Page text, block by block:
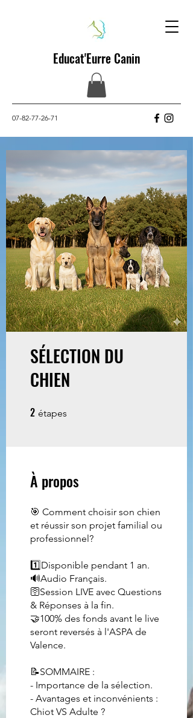
Educat'Eurre Canin
07-82-77-26-71
SÉLECTION DU
CHIEN
2 étapes
À propos
🎯 Comment choisir son chien
et réussir son projet familial ou
professionnel?
1️⃣Disponible pendant 1 an.
🔊Audio Français.
🛜Session LIVE avec Questions
& Réponses à la fin.
🤝100% des fonds avant le live
seront reversés à l'ASPA de
Valence.
📝SOMMAIRE :
- Importance de la sélection.
- Avantages et inconvénients :
Chiot VS Adulte ?